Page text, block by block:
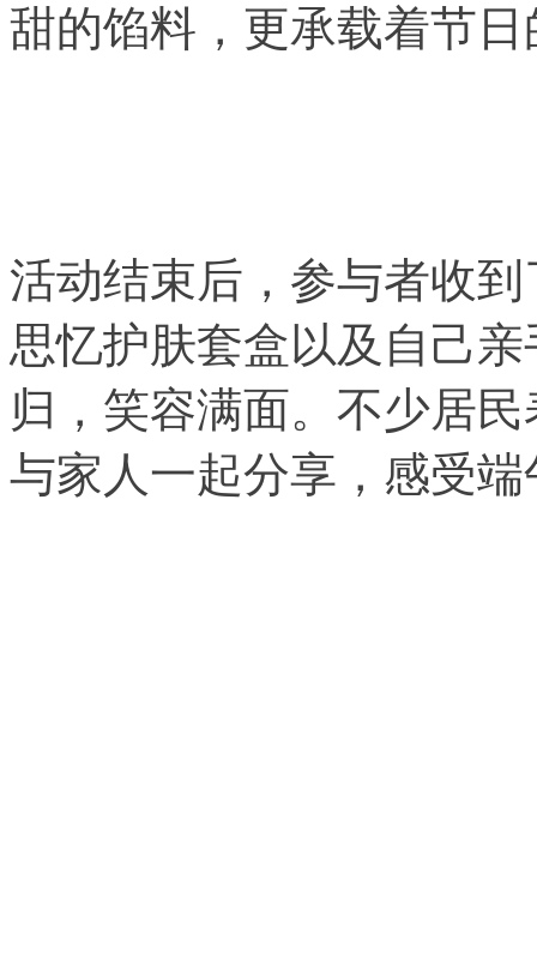
甜的馅料，更承载着节
活动结束后，参与者收
思忆护肤套盒以及自己
归，笑容满面。不少居
与家人一起分享，感受